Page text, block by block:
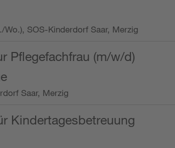
Wo.), SOS-Kinderdorf Saar, Merzig
Pflegefachfrau (m/w/d)
Saar, Merzig
Kindertagesbetreuung